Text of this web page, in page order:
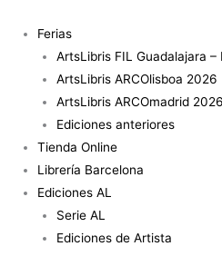
contenido
Ferias
ArtsLibris FIL Guadalajara –
ArtsLibris ARCOlisboa 2026
ArtsLibris ARCOmadrid 2026
Ediciones anteriores
Tienda Online
Librería Barcelona
Ediciones AL
Serie AL
Ediciones de Artista
singular
cantidad